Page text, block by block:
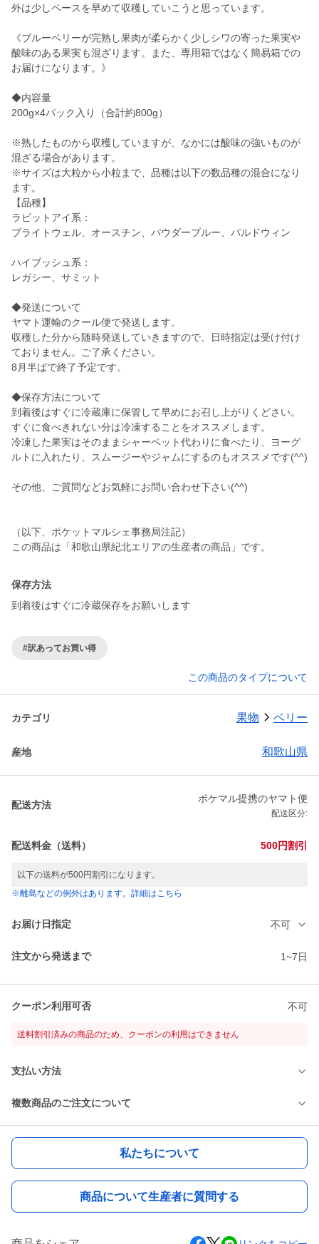
外は少しペースを早めて収穫していこうと思っています。
《ブルーベリーが完熟し果肉が柔らかく少しシワの寄った果実や
酸味のある果実も混ざります。また、専用箱ではなく簡易箱での
お届けになります。》
◆内容量
200g×4パック入り（合計約800g）
※熟したものから収穫していますが、なかには酸味の強いものが
混ざる場合があります。
※サイズは大粒から小粒まで、品種は以下の数品種の混合になり
ます。
【品種】
ラビットアイ系：
ブライトウェル、オースチン、パウダーブルー、パルドウィン
ハイブッシュ系：
レガシー、サミット
◆発送について
ヤマト運輸のクール便で発送します。
収穫した分から随時発送していきますので、日時指定は受け付け
ておりません。ご了承ください。
8月半ばで終了予定です。
◆保存方法について
到着後はすぐに冷蔵庫に保管して早めにお召し上がりくどさい。
すぐに食べきれない分は冷凍することをオススメします。
冷凍した果実はそのままシャーベット代わりに食べたり、ヨーグ
ルトに入れたり、スムージーやジャムにするのもオススメです(^^)
その他、ご質問などお気軽にお問い合わせ下さい(^^)
（以下、ポケットマルシェ事務局注記）
この商品は「和歌山県紀北エリアの生産者の商品」です。
保存方法
到着後はすぐに冷蔵保存をお願いします
#訳あってお買い得
この商品のタイプについて
カテゴリ 果物 ベリー
産地 和歌山県
配送方法
ポケマル提携のヤマト便
配送区分:
配送料金（送料） 500円割引
以下の送料が500円割引になります。
※離島などの例外はあります。詳細はこちら
お届け日指定 不可
注文から発送まで 1~7日
クーポン利用可否 不可
送料割引済みの商品のため、クーポンの利用はできません
支払い方法
複数商品のご注文について
私たちについて
商品について生産者に質問する